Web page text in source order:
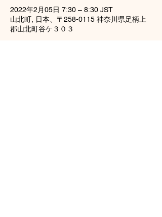
2022年2月05日 7:30 – 8:30 JST
山北町, 日本、〒258-0115 神奈川県足柄上
郡山北町谷ケ３０３